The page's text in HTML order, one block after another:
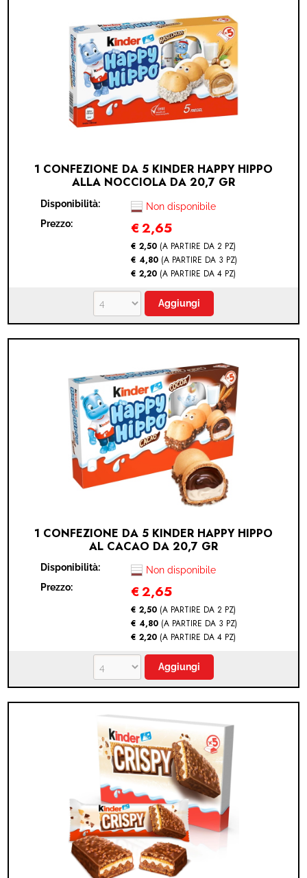
VINI
INTEGRATORI
CANCELLERIA
PRODOTTI IN OFFERTA
AREA INGROSSO
MODULO RECESSO
1 CONFEZIONE DA 5 KINDER HAPPY HIPPO
ALLA NOCCIOLA DA 20,7 GR
Disponibilità:
Non disponibile
Prezzo:
€2,65
€ 2,50 (A PARTIRE DA 2 PZ)
€ 4,80 (A PARTIRE DA 3 PZ)
€ 2,20 (A PARTIRE DA 4 PZ)
1 CONFEZIONE DA 5 KINDER HAPPY HIPPO
AL CACAO DA 20,7 GR
Disponibilità:
Non disponibile
Prezzo:
€2,65
€ 2,50 (A PARTIRE DA 2 PZ)
€ 4,80 (A PARTIRE DA 3 PZ)
€ 2,20 (A PARTIRE DA 4 PZ)